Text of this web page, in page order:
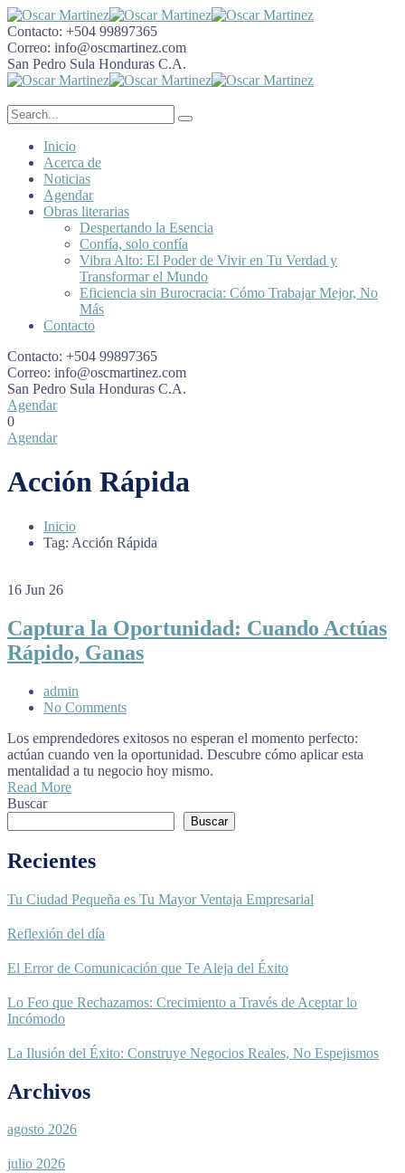
Contacto: +504 99897365
Correo: info@oscmartinez.com
San Pedro Sula Honduras C.A.
Inicio
Acerca de
Noticias
Agendar
Obras literarias
Despertando la Esencia
Confía, solo confía
Vibra Alto: El Poder de Vivir en Tu Verdad y
Transformar el Mundo
Eficiencia sin Burocracia: Cómo Trabajar Mejor, No
Más
Contacto
Contacto: +504 99897365
Correo: info@oscmartinez.com
San Pedro Sula Honduras C.A.
Agendar
0
Agendar
Acción Rápida
Inicio
Tag: Acción Rápida
16 Jun 26
Captura la Oportunidad: Cuando Actúas
Rápido, Ganas
admin
No Comments
Los emprendedores exitosos no esperan el momento perfecto:
actúan cuando ven la oportunidad. Descubre cómo aplicar esta
mentalidad a tu negocio hoy mismo.
Read More
Buscar
Buscar
Recientes
Tu Ciudad Pequeña es Tu Mayor Ventaja Empresarial
Reflexión del día
El Error de Comunicación que Te Aleja del Éxito
Lo Feo que Rechazamos: Crecimiento a Través de Aceptar lo
Incómodo
La Ilusión del Éxito: Construye Negocios Reales, No Espejismos
Archivos
agosto 2026
julio 2026